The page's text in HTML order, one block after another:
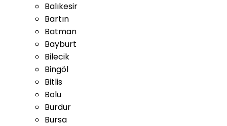
Balıkesir
Bartın
Batman
Bayburt
Bilecik
Bingöl
Bitlis
Bolu
Burdur
Bursa